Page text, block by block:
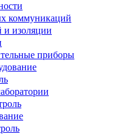
коммуникаций
и изоляции
приборы